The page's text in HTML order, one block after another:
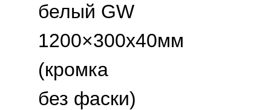
белый GW
1200×300х40мм
(кромка
без фаски)